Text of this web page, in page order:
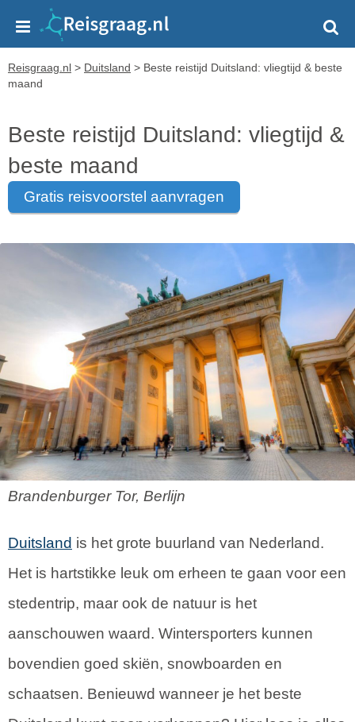
Reisgraag.nl > Duitsland > Beste reistijd Duitsland: vliegtijd & beste
maand
Beste reistijd Duitsland: vliegtijd &
beste maand
gratis reisvoorstel aanvragen
Brandenburger Tor, Berlijn
Duitsland is het grote buurland van Nederland.
Het is hartstikke leuk om erheen te gaan voor een
stedentrip, maar ook de natuur is het
aanschouwen waard. Wintersporters kunnen
bovendien goed skiën, snowboarden en
schaatsen. Benieuwd wanneer je het beste